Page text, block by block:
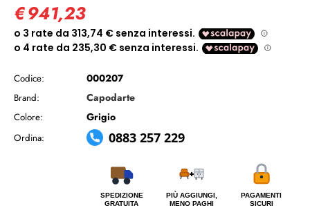
€941,23
Codice: 000207
Brand: Capodarte
Colore: Grigio
Ordina: 0883 257 229
SPEDIZIONE
GRATUITA
PIÙ AGGIUNGI,
MENO PAGHI
PAGAMENTI
SICURI